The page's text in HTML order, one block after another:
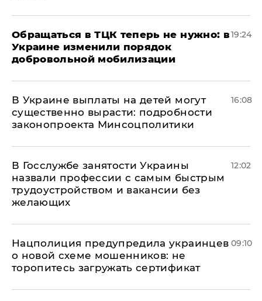
Обращаться в ТЦК теперь не нужно: в
Украине изменили порядок
добровольной мобилизации
19:24
В Украине выплаты на детей могут
существенно вырасти: подробности
законопроекта Минсоцполитики
16:08
В Госслужбе занятости Украины
назвали профессии с самым быстрым
трудоустройством и вакансии без
желающих
12:02
Нацполиция предупредила украинцев
о новой схеме мошенников: не
торопитесь загружать сертификат
09:10